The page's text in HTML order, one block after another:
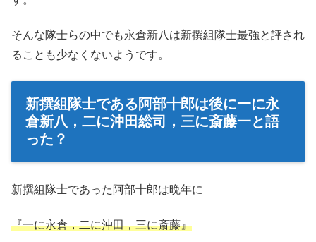
そんな隊士らの中でも永倉新八は新撰組隊士最強と評され
ることも少なくないようです。
新撰組隊士である阿部十郎は後に一に永
倉新八，二に沖田総司，三に斎藤一と語
った？
新撰組隊士であった阿部十郎は晩年に
『一に永倉，二に沖田，三に斎藤』